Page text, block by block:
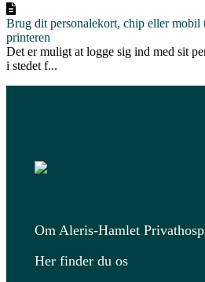
Brug dit personalekort, chip eller
printeren
Det er muligt at logge sig ind med sit
i stedet f...
Om Aleris-Hamlet
Her finder du os